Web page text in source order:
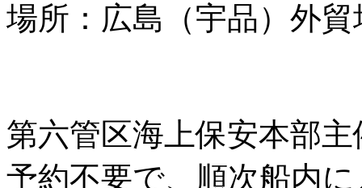
場所：広島（宇品）外
第六管区海上保安本部
予約不要で、順次船内